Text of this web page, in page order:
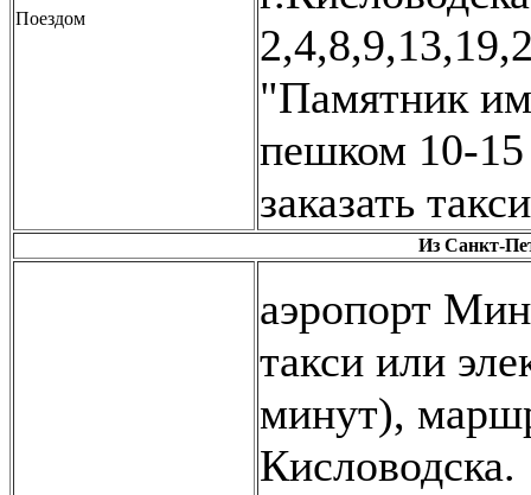
Поездом
"Памятник
пешком 10-
заказать
Из Санкт-
аэропорт
такси или
минут),
Кисловодска.